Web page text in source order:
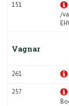
151
/
Vagnar
261
257